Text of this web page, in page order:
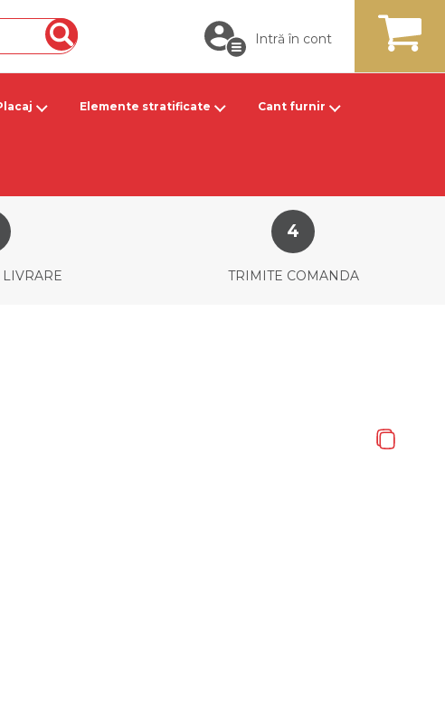
Intră în cont
Căutare
Elemente stratificate Cant furnir
TRIMITE COMANDA